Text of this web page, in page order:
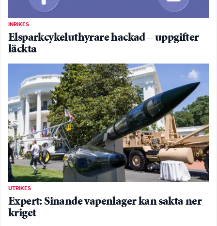
INRIKES
Elsparkcykeluthyrare hackad – uppgifter
läckta
UTRIKES
Expert: Sinande vapenlager kan sakta ner
kriget